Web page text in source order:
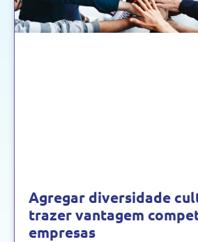
Agregar diversidade
trazer vantagem
empresas